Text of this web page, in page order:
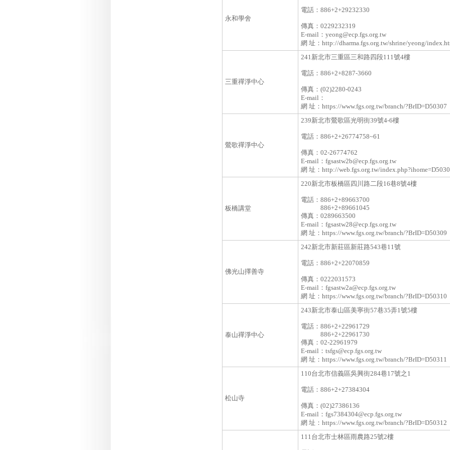
永和學舍
電話： 886+2+29232330
傳真： 0229232319
E-mail： yeong@ecp.fgs.org.tw
網 址： http://dharma.fgs.org.tw/shrine/yeong/
三重禪淨中心
241新北市三重區三和路四段111號4樓
電話： 886+2+8287-3660
傳真： (02)2280-0243
E-mail：
網 址： https://www.fgs.org.tw/branch/?BrID=D50307
鶯歌禪淨中心
239新北市鶯歌區光明街39號4-6樓
電話： 886+2+26774758~61
傳真： 02-26774762
E-mail： fgsastw2b@ecp.fgs.org.tw
網 址： http://web.fgs.org.tw/
板橋講堂
220新北市板橋區四川路二段16巷8號4樓
電話： 886+2+89663700
886+2+89661045
傳真： 0289663500
E-mail： fgsastw28@ecp.fgs.org.tw
網 址： https://www.fgs.org.tw/branch/?BrID=D50309
佛光山擇善寺
242新北市新莊區新莊路543巷11號
電話： 886+2+22070859
傳真： 0222031573
E-mail： fgsastw2a@ecp.fgs.org.tw
網 址： https://www.fgs.org.tw/branch/?BrID=D50310
泰山禪淨中心
243新北市泰山區美寧街57巷35弄1號5樓
電話： 886+2+22961729
886+2+22961730
傳真： 02-22961979
E-mail： tsfgs@ecp.fgs.org.tw
網 址： https://www.fgs.org.tw/branch/?BrID=D50311
松山寺
110台北市信義區吳興街284巷17號之1
電話： 886+2+27384304
傳真： (02)27386136
E-mail： fgs7384304@ecp.fgs.org.tw
網 址： https://www.fgs.org.tw/branch/?BrID=D50312
111台北市士林區雨農路25號2樓